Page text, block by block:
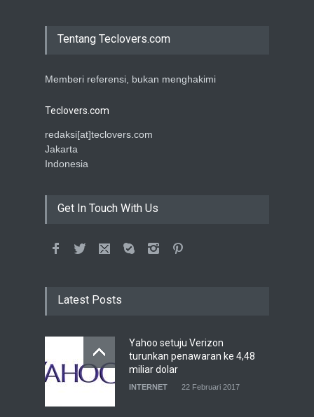
Tentang Teclovers.com
Memberi referensi, bukan menghakimi
Teclovers.com
redaksi[at]teclovers.com
Jakarta
Indonesia
Get In Touch With Us
Latest Posts
Yahoo setuju Verizon
turunkan penawaran ke 4,48
miliar dolar
INTERNET 22 Februari 2017